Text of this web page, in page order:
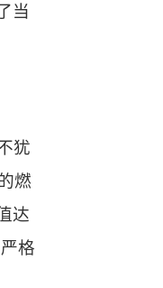
当
犹
燃
达
格